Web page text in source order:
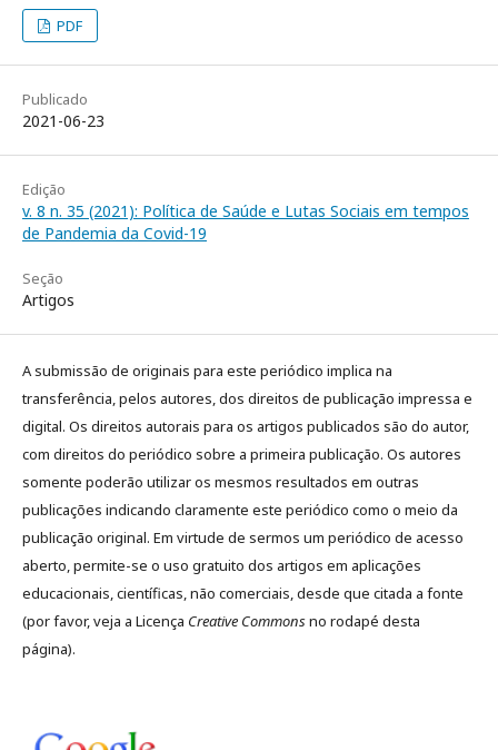
PDF
Publicado
2021-06-23
Edição
v. 8 n. 35 (2021): Política de Saúde e Lutas Sociais em tempos
de Pandemia da Covid-19
Seção
Artigos
A submissão de originais para este periódico implica na
transferência, pelos autores, dos direitos de publicação impressa e
digital. Os direitos autorais para os artigos publicados são do autor,
com direitos do periódico sobre a primeira publicação. Os autores
somente poderão utilizar os mesmos resultados em outras
publicações indicando claramente este periódico como o meio da
publicação original. Em virtude de sermos um periódico de acesso
aberto, permite-se o uso gratuito dos artigos em aplicações
educacionais, científicas, não comerciais, desde que citada a fonte
(por favor, veja a Licença Creative Commonsno rodapé desta
página).